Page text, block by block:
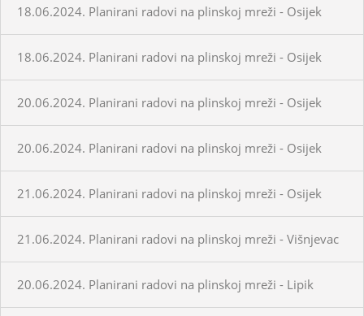
18.06.2024. Planirani radovi na plinskoj mreži - Osijek
18.06.2024. Planirani radovi na plinskoj mreži - Osijek
20.06.2024. Planirani radovi na plinskoj mreži - Osijek
20.06.2024. Planirani radovi na plinskoj mreži - Osijek
21.06.2024. Planirani radovi na plinskoj mreži - Osijek
21.06.2024. Planirani radovi na plinskoj mreži - Višnjevac
20.06.2024. Planirani radovi na plinskoj mreži - Lipik